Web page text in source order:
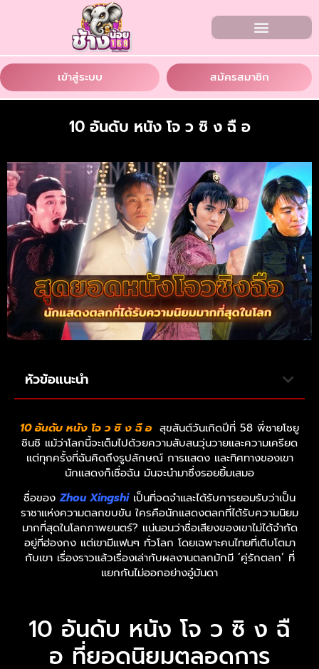
เข้าสู่ระบบ สมัครสมาชิก
10 อันดับ หนัง โจ ว ซิ ง ฉื อ
หัวข้อแนะนำ
10 อันดับ หนัง โจ ว ซิ ง ฉื อ สุขสันต์วันเกิดปีที่ 58 พี่ชายโซยู
ชินชิ แม้ว่าโลกนี้จะเต็มไปด้วยความสับสนวุ่นวายและความเครียด
แต่ทุกครั้งที่ฉันคิดถึงรูปลักษณ์ การแสดง และทิศทางของเขา
นักแสดงก็เชื่อฉัน มันจะนำมาซึ่งรอยยิ้มเสมอ
ชื่อของZhou Xingshiเป็นที่จดจำและได้รับการยอมรับว่าเป็น
ราชาแห่งความตลกขบขัน ใครคือนักแสดงตลกที่ได้รับความนิยม
มากที่สุดในโลกภาพยนตร์? แน่นอนว่าชื่อเสียงของเขาไม่ได้จำกัด
อยู่ที่ฮ่องกง แต่เขามีแฟนๆ ทั่วโลก โดยเฉพาะคนไทยที่เติบโตมา
กับเขา เรื่องราวแล้วเรื่องเล่ากับผลงานตลกมักมี ‘คู่รักตลก’ ที่
แยกกันไม่ออกอย่างอู๋มันดา
10 อันดับ หนัง โจ ว ซิ ง ฉื
อ ที่ยอดนิยมตลอดการ